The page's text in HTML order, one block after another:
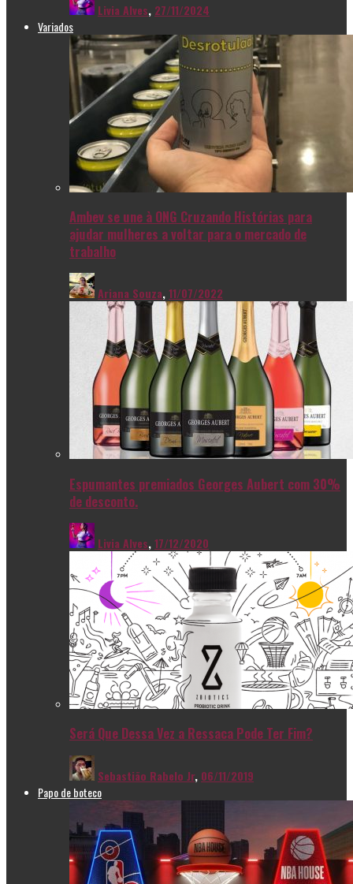
Livia Alves, 27/11/2024
Variados
Ambev se une à ONG Cruzando Histórias para
ajudar mulheres a voltar para o mercado de
trabalho
Ariana Souza,11/07/2022
Espumantes premiados Georges Aubert com 30%
de desconto.
Livia Alves,17/12/2020
Será Que Dessa Vez a Ressaca Pode Ter Fim?
Sebastião Rabelo Jr, 06/11/2019
Papo de boteco